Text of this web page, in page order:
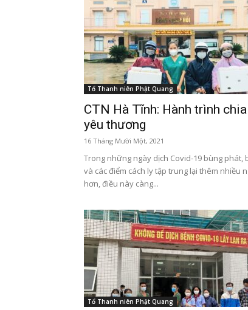
Tổ Thanh niên Phật Quang
CTN Hà Tĩnh: Hành trình
yêu thương
16 Tháng Mười Một, 2021
Trong những ngày dịch Covid-19 bùng phát,
và các điểm cách ly tập trung lại thêm nhiều
hơn, điều này càng...
Tổ Thanh niên Phật Quang